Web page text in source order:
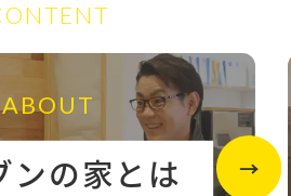
ABOUT
ンの家とは